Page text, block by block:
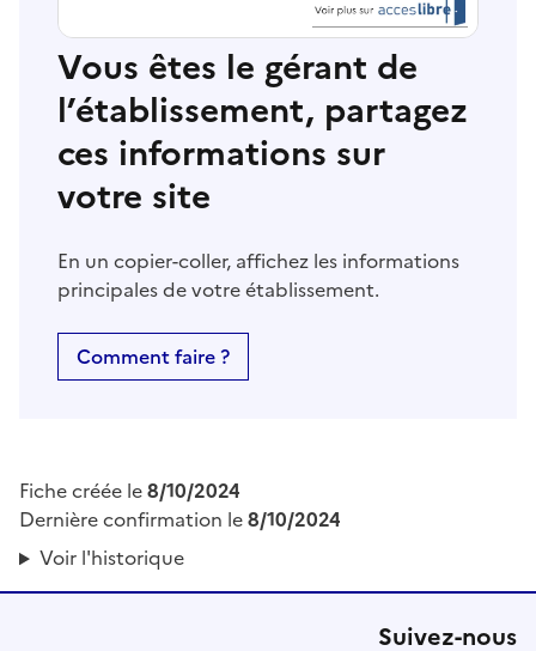
Vous êtes le gérant de
l’établissement, partagez
ces informations sur
votre site
En un copier-coller, affichez les informations
principales de votre établissement.
Comment faire ?
Fiche créée le8/10/2024
Dernière confirmation le8/10/2024
Voir l'historique
Suivez-nous